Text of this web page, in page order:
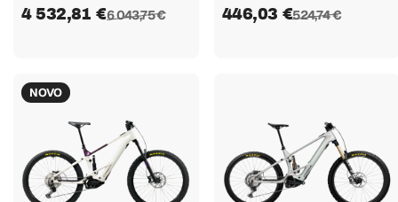
4 532,81 €6 043,75 € 446,03 €524,74 €
NOVO